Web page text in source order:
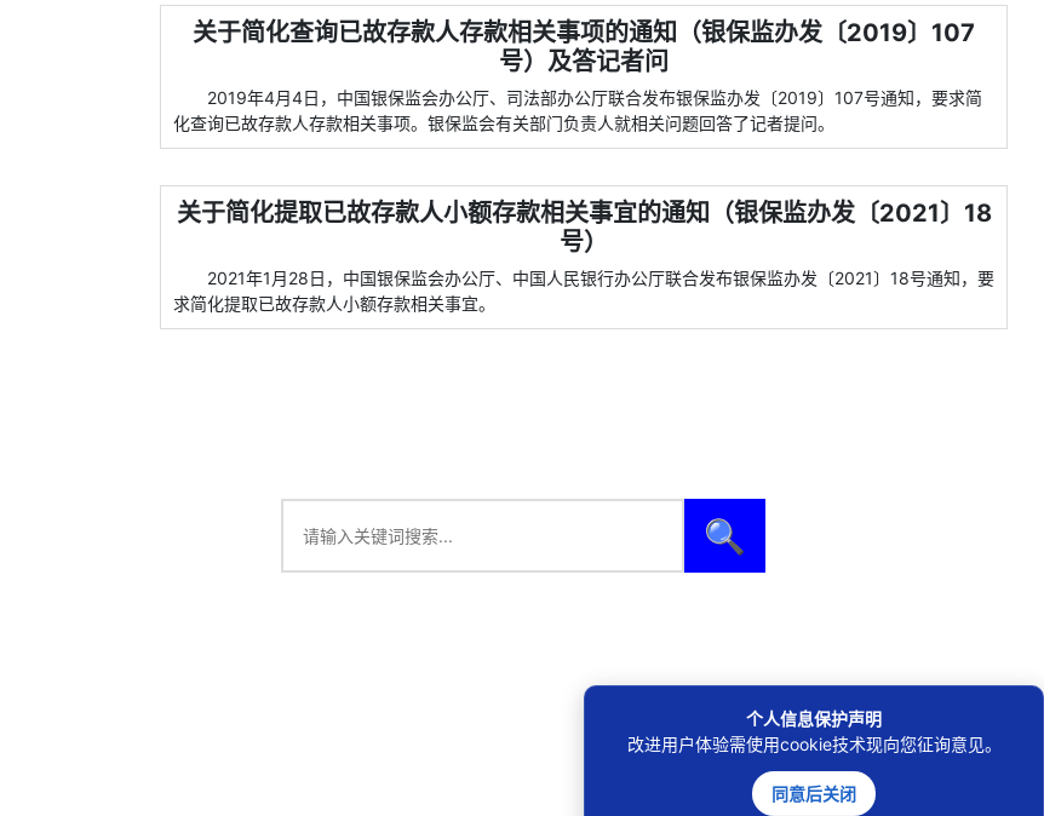
关于简化查询已故存款人存款相关事项的通知（银保监办发〔2019〕107
号）及答记者问
2019年4月4日，中国银保监会办公厅、司法部办公厅联合发布银保监办发〔2019〕107号通知，要求简
化查询已故存款人存款相关事项。银保监会有关部门负责人就相关问题回答了记者提问。
关于简化提取已故存款人小额存款相关事宜的通知（银保监办发〔2021〕18
号）
2021年1月28日，中国银保监会办公厅、中国人民银行办公厅联合发布银保监办发〔2021〕18号通知，要
求简化提取已故存款人小额存款相关事宜。
🔍
个人信息保护声明
改进用户体验需使用cookie技术现向您征询意见。
同意后关闭